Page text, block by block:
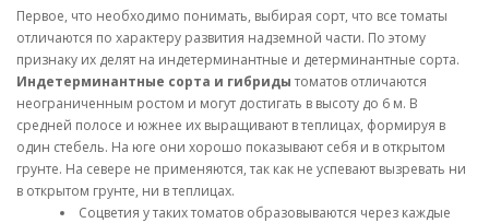
Первое, что необходимо понимать, выбирая сорт, что все томаты
отличаются по характеру развития надземной части. По этому
признаку их делят на индетерминантные и детерминантные сорта.
Индетерминантные сорта и гибридытоматов отличаются
неограниченным ростом и могут достигать в высоту до 6 м. В
средней полосе и южнее их выращивают в теплицах, формируя в
один стебель. На юге они хорошо показывают себя и в открытом
грунте. На севере не применяются, так как не успевают вызревать ни
в открытом грунте, ни в теплицах.
Соцветия у таких томатов образовываются через каждые